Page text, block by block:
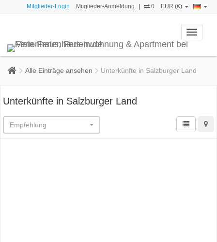
Mitglieder-Login Mitglieder-Anmeldung 0 EUR (€)
Toggle
Alle Einträge ansehen Unterkünfte in Salzburger Land
Unterkünfte in Salzburger Land
Empfehlung